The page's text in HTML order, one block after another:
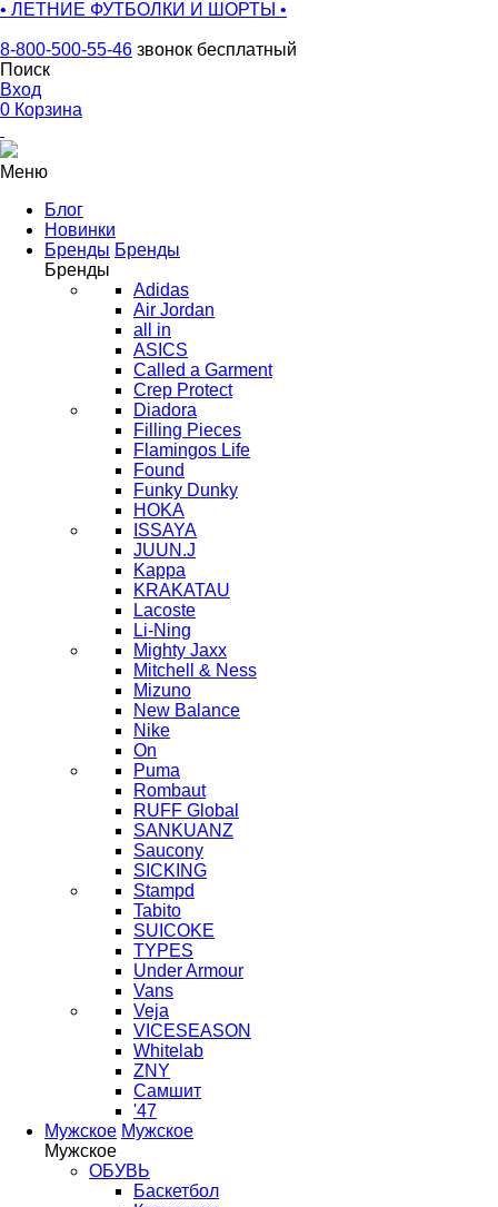
• ЛЕТНИЕ ФУТБОЛКИ И ШОРТЫ •
8-800-500-55-46 звонок бесплатный
Поиск
Вход
0 Корзина
Меню
Блог
Новинки
Бренды Бренды
Бренды
Adidas
Air Jordan
all in
ASICS
Called a Garment
Crep Protect
Diadora
Filling Pieces
Flamingos Life
Found
Funky Dunky
HOKA
ISSAYA
JUUN.J
Kappa
KRAKATAU
Lacoste
Li-Ning
Mighty Jaxx
Mitchell & Ness
Mizuno
New Balance
Nike
On
Puma
Rombaut
RUFF Global
SANKUANZ
Saucony
SICKING
Stampd
Tabito
SUICOKE
TYPES
Under Armour
Vans
Veja
VICESEASON
Whitelab
ZNY
Самшит
'47
Мужское Мужское
Мужское
ОБУВЬ
Баскетбол